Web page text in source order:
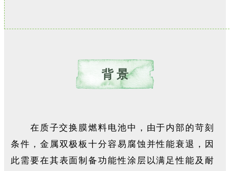
背 景
在质子交换膜燃料电池中，由于内部的苛刻
条件，金属双极板十分容易腐蚀并性能衰退，因
此需要在其表面制备功能性涂层以满足性能及耐